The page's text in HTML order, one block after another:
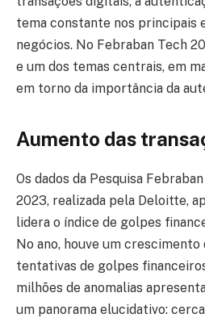
tema constante nos principais
negócios. No Febraban Tech
e um dos temas centrais, em
em torno da importância da
Aumento das
Os dados da Pesquisa
2023, realizada pela Deloitte,
lidera o índice de golpes
No ano, houve um crescimento
tentativas de golpes
milhões de anomalias
um panorama elucidativo: